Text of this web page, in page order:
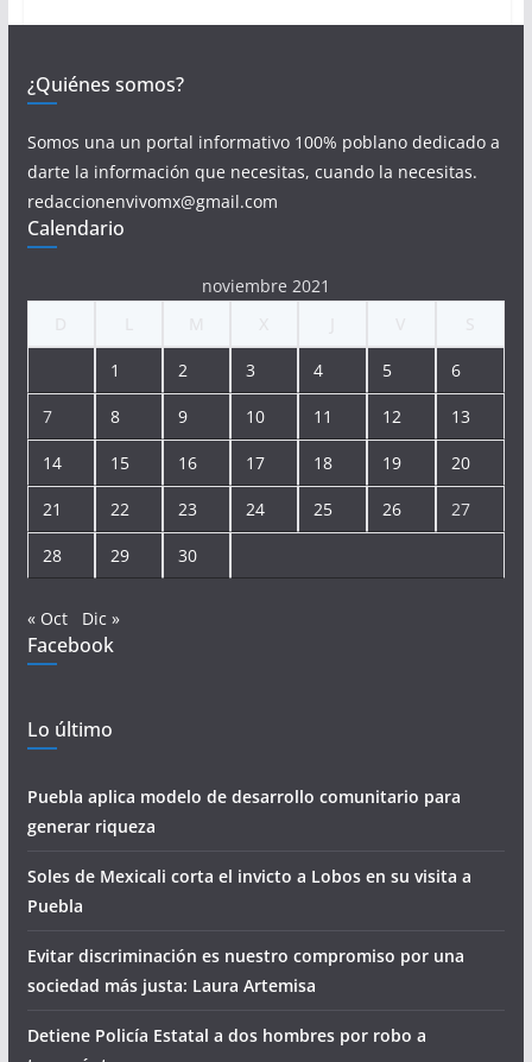
¿Quiénes somos?
Somos una un portal informativo 100% poblano dedicado a
darte la información que necesitas, cuando la necesitas.
redaccionenvivomx@gmail.com
Calendario
noviembre 2021
1 2 3 4 5 6
7 8 9 10 11 12 13
14 15 16 17 18 19 20
21 22 23 24 25 26 27
28 29 30
« Oct Dic »
Facebook
Lo último
Puebla aplica modelo de desarrollo comunitario para
generar riqueza
Soles de Mexicali corta el invicto a Lobos en su visita a
Puebla
Evitar discriminación es nuestro compromiso por una
sociedad más justa: Laura Artemisa
Detiene Policía Estatal a dos hombres por robo a